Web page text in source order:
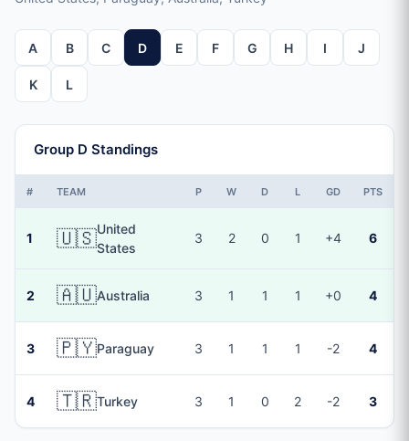
A B C D E F G H I J
K L
Group D Standings
# TEAM P W D L GD PTS
1 🇺🇸United
States
3 2 0 1 +4 6
2 🇦🇺Australia 3 1 1 1 +0 4
3 🇵🇾Paraguay 3 1 1 1 -2 4
4 🇹🇷Turkey 3 1 0 2 -2 3